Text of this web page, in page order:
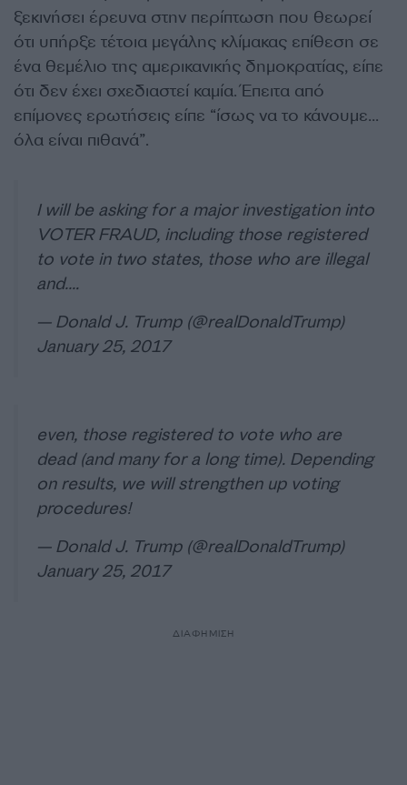
ξεκινήσει έρευνα στην περίπτωση που θεωρεί
ότι υπήρξε τέτοια μεγάλης κλίμακας επίθεση σε
ένα θεμέλιο της αμερικανικής δημοκρατίας, είπε
ότι δεν έχει σχεδιαστεί καμία. Έπειτα από
επίμονες ερωτήσεις είπε “ίσως να το κάνουμε…
όλα είναι πιθανά”.
I will be asking for a major investigation into
VOTER FRAUD, including those registered
to vote in two states, those who are illegal
and….
— Donald J. Trump (@realDonaldTrump)
January 25, 2017
even, those registered to vote who are
dead (and many for a long time). Depending
on results, we will strengthen up voting
procedures!
— Donald J. Trump (@realDonaldTrump)
January 25, 2017
ΔΙΑΦΗΜΙΣΗ